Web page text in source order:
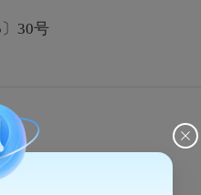
30号